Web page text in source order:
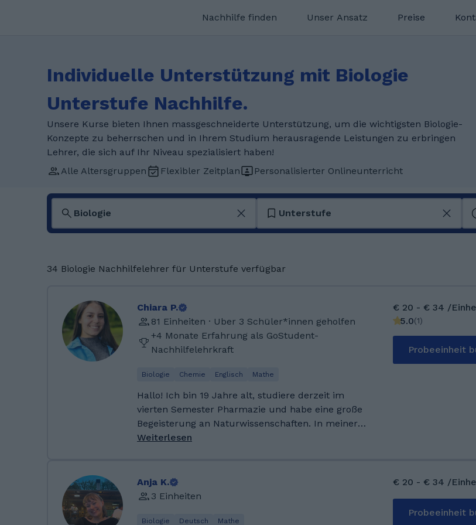
Nachhilfe finden Unser Ansatz Preise
Individuelle Unterstützung mit Biologie
Unterstufe Nachhilfe.
Unsere Kurse bieten Ihnen massgeschneiderte Unterstützung, um die wichtigsten Biologie-
Konzepte zu beherrschen und in Ihrem Studium herausragende Leistungen zu erbringen
Lehrer, die sich auf Ihr Niveau spezialisiert haben!
Alle Altersgruppen
Flexibler Zeitplan Personalisierter Onlineunterricht
Unterstufe
34 Biologie Nachhilfelehrer für Unterstufe verfügbar
Chiara P.
81 Einheiten · Uber 3 Schüler*innen geholfen
+4 Monate Erfahrung als GoStudent-
Nachhilfelehrkraft
Biologie Chemie Englisch Mathe
Hallo! Ich bin 19 Jahre alt, studiere derzeit im
vierten Semester Pharmazie und habe eine große
Begeisterung an Naturwissenschaften. In meiner
Freizeit liebe ich es zu lesen und gehe regelmäßig
zusammenzuarbeiten und mein Wissen zu teilen!
Ich habe meine Matura in dem Gymnasium in
durch mein Studium Chemie und Biologie aber
Weiterlesen
€ 20 - € 34 /
5.0(1)
Probeeinheit
Anja K.
3 Einheiten
Biologie Deutsch Mathe
€ 20 - € 34 /
Probeeinheit